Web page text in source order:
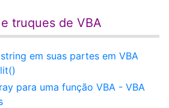
truques de VBA
em suas partes em VBA
para uma função VBA - VBA